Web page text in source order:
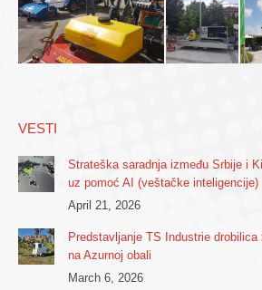
VESTI
Strateška saradnja između Srbije i
uz pomoć AI (veštačke inteligencije)
April 21, 2026
Predstavljanje TS Industrie
na Azurnoj obali
March 6, 2026